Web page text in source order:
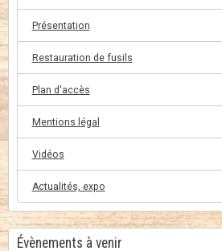
Présentation
Restauration de fusils
Plan d'accès
Mentions légal
Vidéos
Actualités, expo
Évènements à venir